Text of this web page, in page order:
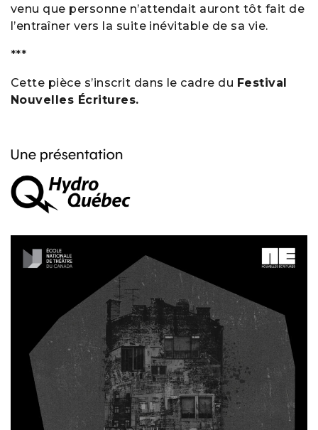
venu que personne n’attendait auront tôt fait de
l’entraîner vers la suite inévitable de sa vie.
***
Cette pièce s’inscrit dans le cadre du Festival
Nouvelles Écritures.